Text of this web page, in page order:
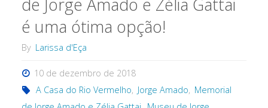
encontra
da
de Jorge Amado e Zélia Gattai
é uma ótima opção!
By Larissa d'Eça
10 de dezembro de 2018
A Casa do Rio Vermelho, Jorge Amado, Memorial